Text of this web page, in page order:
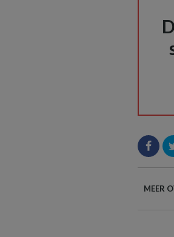
MEER